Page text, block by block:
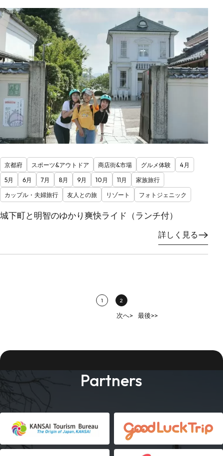
京都府 スポーツ&アウトドア 商店街&市場 グルメ体験
4月
5月
6月 7月 8月 9月 10月 11月
家族旅行
カップル・夫婦旅行
友人との旅 リゾート フォトジェニック
城下町と明智のゆかり爽快ライド（ランチ付）
詳しく見る
1 2
次へ> 最後>>
Partners